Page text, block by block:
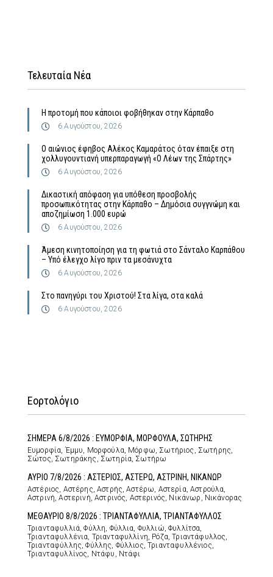
Τελευταία Νέα
Η προτομή που κάποιοι φοβήθηκαν στην Κάρπαθο
6 Αυγούστου, 2026
Ο αιώνιος έφηβος Αλέκος Καμαράτος όταν έπαιξε στη
χολλυγουντιανή υπερπαραγωγή «Ο Λέων της Σπάρτης»
6 Αυγούστου, 2026
Δικαστική απόφαση για υπόθεση προσβολής
προσωπικότητας στην Κάρπαθο – Δημόσια συγγνώμη και
αποζημίωση 1.000 ευρώ
6 Αυγούστου, 2026
Άμεση κινητοποίηση για τη φωτιά στο Σάνταλο Καρπάθου
– Υπό έλεγχο λίγο πριν τα μεσάνυχτα
6 Αυγούστου, 2026
Στο πανηγύρι του Χριστού! Στα λίγα, στα καλά
6 Αυγούστου, 2026
Εορτολόγιο
ΣΗΜΕΡΑ 6/8/2026 : ΕΥΜΟΡΦΙΑ, ΜΟΡΦΟΥΛΑ, ΣΩΤΗΡΗΣ
Ευμορφία, Έμμυ, Μορφούλα, Μόρφω, Σωτήριος, Σωτήρης,
Σώτος, Σωτηράκης, Σωτηρία, Σωτήρω
ΑΥΡΙΟ 7/8/2026 : ΑΣΤΕΡΙΟΣ, ΑΣΤΕΡΩ, ΑΣΤΡΙΝΗ, ΝΙΚΑΝΩΡ
Αστέριος, Αστέρης, Αστρής, Αστέρω, Αστερία, Αστρούλα,
Αστρινή, Αστερινή, Αστρινός, Αστερινός, Νικάνωρ, Νικάνορας
ΜΕΘΑΥΡΙΟ 8/8/2026 : ΤΡΙΑΝΤΑΦΥΛΛΙΑ, ΤΡΙΑΝΤΑΦΥΛΛΟΣ
Τριανταφυλλιά, Φύλλη, Φύλλια, Φυλλιώ, Φυλλίτσα,
Τριανταφυλλένια, Τριανταφυλλίνη, Ρόζα, Τριαντάφυλλος,
Τριανταφύλλης, Φύλλης, Φύλλιος, Τριανταφυλλένιος,
Τριανταφυλλίνος, Ντάφυ, Ντάφι